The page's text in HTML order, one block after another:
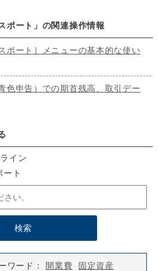
ポート」の関連操作情報
ポート］メニューの基本的な使い
色申告）での期首残高、取引デー
イン
ート
ワード： 開業費
固定資産